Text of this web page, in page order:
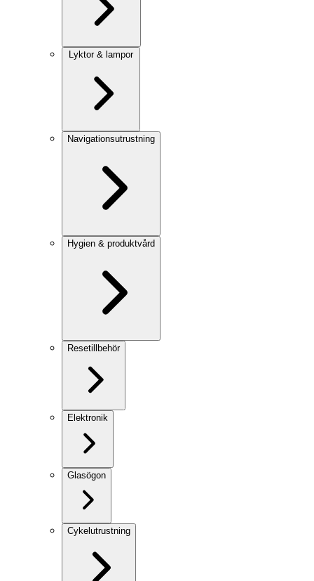
Lyktor & lampor
Navigationsutrustning
Hygien & produktvård
Resetillbehör
Elektronik
Glasögon
Cykelutrustning